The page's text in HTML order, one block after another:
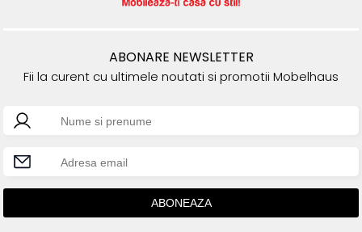
ABONARE NEWSLETTER
Fii la curent cu ultimele noutati si promotii Mobelhaus